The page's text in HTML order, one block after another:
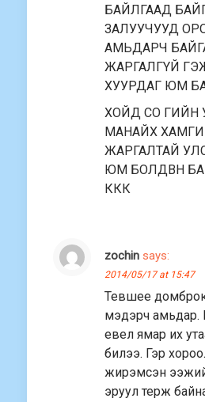
БАЙЛГААД
ЗАЛУУЧУУД
АМЬДАРЧ
ЖАРГАЛГYЙ
ХУУРДАГ ЮМ
ХОЙД СО ГИЙН
МАНАЙХ
ЖАРГАЛТАЙ
ЮМ БОЛДВН
ККК
zochin says:
2014/05/17 at 15:47
Тевшее
мэдэрч амьдар.
евел ямар их
билээ. Гэр
жирэмсэн
эруул терж